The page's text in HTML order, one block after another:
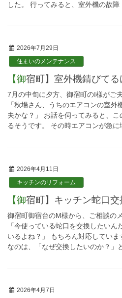
した。 行ってみると、室外機の故
2026年7月29日
住まいのメンテナンス
【御宿町】室外機錆びて
7月の中旬に夕方、御宿町のI様がご
「秋場さん、うちのエアコンの室
夫かな？」 お話を伺ってみると、
るそうです。 その時エアコンが急
2026年4月11日
キッチンのリフォーム
【御宿町】キッチン蛇口
御宿町御宿台のM様から、ご相談の
「今使っている蛇口を交換したい
いるよね？」 もちろん対応してい
なのは、「なぜ交換したいのか？」
2026年4月7日